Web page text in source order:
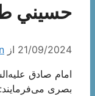
حسيني
21/09/2024 از
امام صادق
بصری می‌فرمایند: